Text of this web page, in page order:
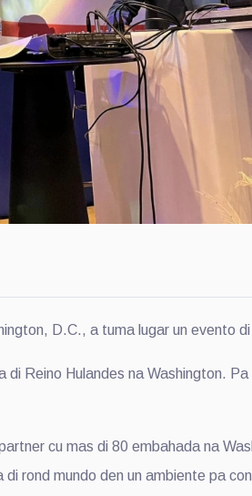
D.C., a tuma lugar un evento
Reino Hulandes na Washington.
cu mas di 80 embahada na
rond mundo den un ambiente pa